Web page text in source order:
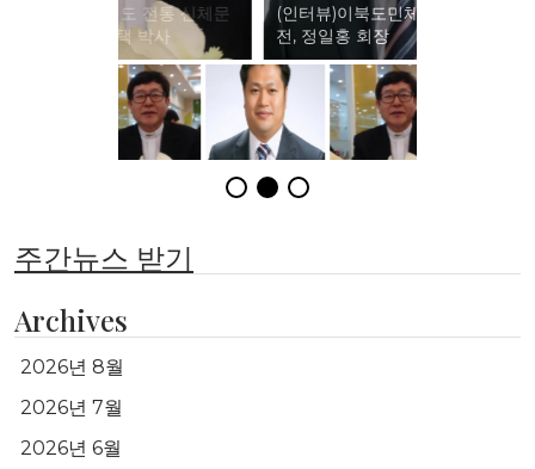
(인터뷰)이북도민체육회와 권격도 발
전, 정일홍 회장
주간뉴스 받기
Archives
2026년 8월
2026년 7월
2026년 6월